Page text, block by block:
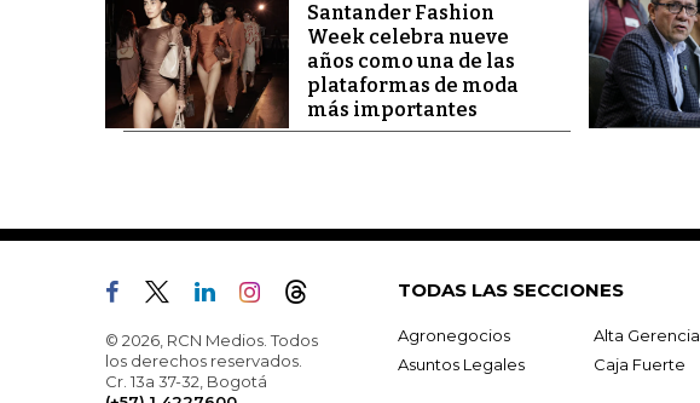
Santander Fashion
Week celebra nueve
años como una de las
plataformas de moda
más importantes
© 2026, RCN Medios. Todos
los derechos reservados.
Cr. 13a 37-32, Bogotá
TODAS LAS SECCIONES
Agronegocios Alta Gerencia
Asuntos Legales
Caja Fuerte